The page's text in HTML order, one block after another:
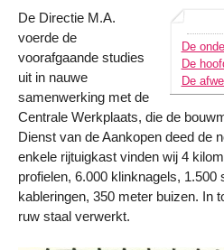
De
De
De
De Directie M.A.
voerde de
voorafgaande studies
uit in nauwe
samenwerking met de
Centrale Werkplaats, die de
Dienst van de Aankopen deed de
enkele rijtuigkast vinden wij 4
profielen, 6.000 klinknagels, 1.500
kableringen, 350 meter buizen. In
ruw staal verwerkt.